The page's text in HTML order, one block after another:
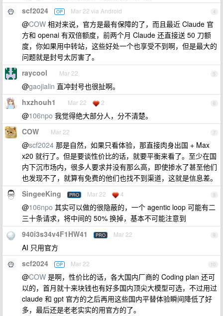
4
scf2024 OP Mar 22 via Android
@COW 相对来说，官方是最有保障的了，而且最近 Claude 官
方和 openai 有双倍额度，前两个月 Claude 还直接送 50 刀额
度，你如果用中转站，这些好处一个也享受不到啊，但是最大的
问题就是封号太厉害了。
5
raycool Mar 22
@gaojialin 直冲封号也很扯啊。
6
hxzhouh1 Mar 22 2
@106npo 我觉得绝大部分人，分不清楚。
7
COW Mar 22
@scf2024 那是自然，如果只看体验，那直接肉身出国 + Max
x20 就行了。但是要谈性价比的话，就要平衡来看了。至少在国
内下沉市场内，很多人要求并没有那么高，即使掺水了甚至他们
也发现不了，就算有免费的他们也找不到渠道，这就是信息差。
8
SingeeKing PRO Mar 22 4
@106npo 其实可以做的很隐蔽的，一个 agentic loop 可能有二
三十条请求，将中间的 50% 换掉，基本不可能注意到
9
940i3s34v4F1HW41 PRO Mar 22
AI 只用官方
10
scf2024 OP Mar 22
@COW 是啊，性价比的话，各大国内厂商的 Coding plan 还可
以的，首月就十来块钱也有好多国内顶尖大模型可选，不过用过
claude 和 gpt 官方的之后再用这些国内平替体验瞬间降低了好
多，最后还是老老实实的用官方的了。